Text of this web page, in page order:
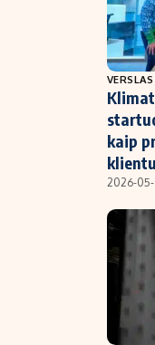
VERSLAS
kaip
2026-